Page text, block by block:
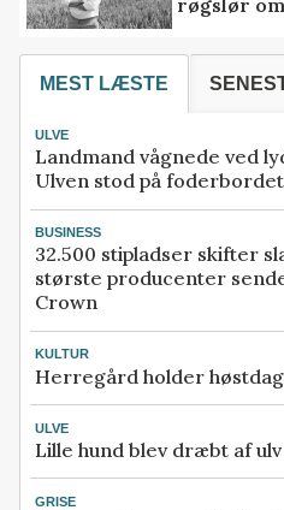
MEST LÆSTE
ULVE
Landmand vågnede ved
Ulven stod på foderbordet
BUSINESS
32.500 stipladser skifter
største producenter
Crown
KULTUR
Herregård holder høstdag
ULVE
Lille hund blev dræbt af
GRISE